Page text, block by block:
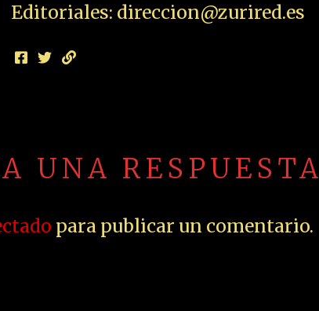
Editoriales: direccion@zurired.es
UNA RESPUESTA
para publicar un comentario.